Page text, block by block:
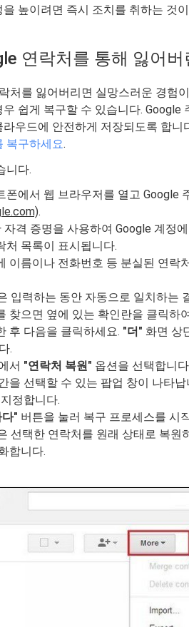
높이려면 즉시 조치를 취하는 것
연락처를 통해 잃어
처를 잃어버리면 실망스러운 경험
쉽게 복구할 수 있습니다. Google
우드에 안전하게 저장되도록 합니
복구하세요.
니다.
폰에서 웹 브라우저를 열고 Google
.
자격 증명을 사용하여 Google 계정
처 목록이 표시됩니다.
이름이나 전화번호 등 분실된 연락
입력하는 동안 자동으로 일치하는
찾으면 옆에 있는 확인란을 클릭하
후 다음을 클릭하세요. "더" 화면 상
.
서 "연락처 복원" 옵션을 선택합니
을 선택할 수 있는 팝업 창이 나타
정합니다.
" 버튼을 눌러 복구 프로세스를 시
선택한 연락처를 원래 상태로 복원
합니다.